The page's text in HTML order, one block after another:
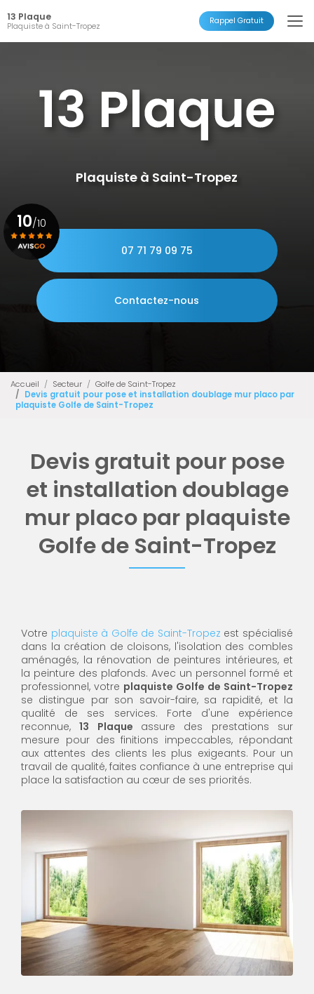
au
contenu
principal
13 Plaque
Plaquiste à Saint-Tropez Rappel Gratuit
Plaquiste à Saint-Tropez
07 71 79 09 75
Contactez-nous
10/10
Voir le certificat
Accueil Secteur
Golfe de Saint-Tropez
Devis gratuit pour pose et installation doublage mur placo par
plaquiste Golfe de Saint-Tropez
Devis gratuit pour pose
et installation doublage
mur placo par plaquiste
Golfe de Saint-Tropez
Votre plaquiste à Golfe de Saint-Tropez est spécialisé
dans la création de cloisons, l'isolation des combles
aménagés, la rénovation de peintures intérieures, et
la peinture des plafonds. Avec un personnel formé et
professionnel, votre plaquiste Golfe de Saint-Tropez
se distingue par son savoir-faire, sa rapidité, et la
qualité de ses services. Forte d'une expérience
reconnue,13 Plaque assure des prestations sur
mesure pour des finitions impeccables, répondant
aux attentes des clients les plus exigeants. Pour un
travail de qualité, faites confiance à une entreprise qui
place la satisfaction au cœur de ses priorités.